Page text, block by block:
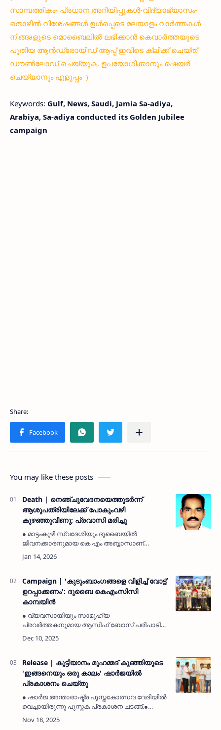
സാമ്പത്തികം- പ്രധാന അറിയിപ്പുകൾ-വിദ്യാഭ്യാസം-
തൊഴിൽ വിശേഷങ്ങൾ ഉൾപ്പെടെ മലയാളം വാർത്തകൾ
നിങ്ങaളുടെ മൊബൈലിൽ ലഭിക്കാൻ കെവാർത്തയുടെ
പുതിയ ആൻഡ്രോയിഡ് ആപ്പ് ഇവിടെ ക്ലിക്ക് ചെയ്ത്
ഡൗൺലോഡ് ചെയ്യുക. ഉപയോഗിക്കാനും ഷെയർ
ചെയ്യാനും എളുപ്പം )
Keywords: Gulf, News, Saudi, Jamia Sa-adiya,
Arabiya, Sa-adiya conducted its Golden Jubilee
campaign
You may like these posts
Death | നെഞ്ചുവേദനയെത്തുടർന്ന്
ആശുപത്രിയിലേക്ക് പോകുംവഴി
കുഴഞ്ഞുവീണു; പ്രവാസി മരിച്ചു
● മാട്ടംകുഴി സ്വദേശിയും ദുബൈയിൽ
ജീവനക്കാരനുമായ കെ എം അബ്ബാസാണ്
മരിച്ചത്● ഒരു മാസം മുമ്പാണ് ഇദ്ദേഹം അവധിക്ക്
നാട്ടിലെത്തിയത്കുമ്പള: (MyKasargodVartha)
Campaign | 'കുടുംബാംഗങ്ങളെ വിളിച്ച് വോട്ട്
ഉറപ്പാക്കണം': ദുബൈ കെഎംസിസി
കാമ്പയിൻ
● വ്യവസായിയും സാമൂഹ്യ
പ്രവർത്തകനുമായ ആസിഫ് ബോസ് പരിപാടി
ഉദ്ഘാടനം ചെയ്തു. ● യുഡിഎഫ്
സ്ഥാനാർത്ഥികളുടെ വിജയം ഉറപ്പിക്കാൻ
സ്ഥിരീകരിക്കണമെന്ന് അഭ്യർത്ഥിച്…
Release | കുട്ടിയാനം മുഹമ്മദ് കുഞ്ഞിയുടെ
'ഇങ്ങനെയും ഒരു കാലം' ഷാർജയിൽ
പ്രകാശനം ചെയ്തു
● ഷാർജ അന്താരാഷ്ട്ര പുസ്തകോത്സവ വേദിയിൽ
വെച്ചായിരുന്നു പുസ്തക പ്രകാശന ചടങ്ങ്.●
മാധ്യമപ്രവർത്തകൻ ടി എ ഷാഫി പ്രകാശനം
നിർവ്വഹിച്ചു.● പുന്നക്കൻ മുഹമ്മദലി